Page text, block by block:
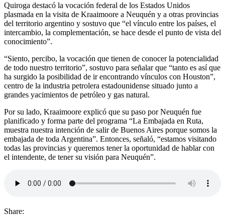
Quiroga destacó la vocación federal de los Estados Unidos
plasmada en la visita de Kraaimoore a Neuquén y a otras provincias
del territorio argentino y sostuvo que “el vínculo entre los países, el
intercambio, la complementación, se hace desde el punto de vista del
conocimiento”.
“Siento, percibo, la vocación que tienen de conocer la potencialidad
de todo nuestro territorio”, sostuvo para señalar que “tanto es así que
ha surgido la posibilidad de ir encontrando vínculos con Houston”,
centro de la industria petrolera estadounidense situado junto a
grandes yacimientos de petróleo y gas natural.
Por su lado, Kraaimoore explicó que su paso por Neuquén fue
planificado y forma parte del programa “La Embajada en Ruta,
muestra nuestra intención de salir de Buenos Aires porque somos la
embajada de toda Argentina”. Entonces, señaló, “estamos visitando
todas las provincias y queremos tener la oportunidad de hablar con
el intendente, de tener su visión para Neuquén”.
Share: